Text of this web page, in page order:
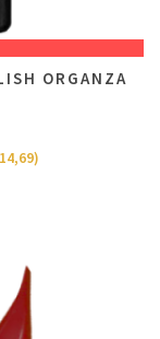
ORGANZA
)